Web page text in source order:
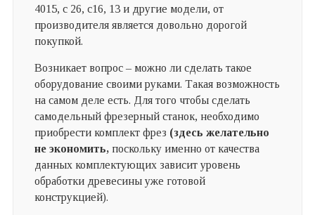
4015, с 26, с16, 13 и другие модели, от
производителя является довольно дорогой
покупкой.
Возникает вопрос – можно ли сделать такое
оборудование своими руками. Такая возможность
на самом деле есть. Для того чтобы сделать
самодельный фрезерный станок, необходимо
приобрести комплект фрез (здесь желательно
не экономить,поскольку именно от качества
данных комплектующих зависит уровень
обработки древесины уже готовой
конструкцией).